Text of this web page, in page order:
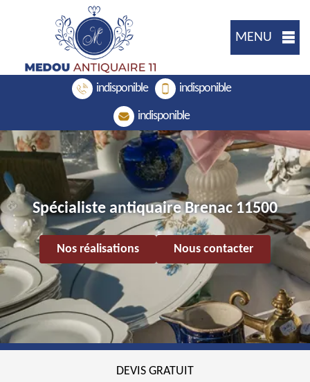
MENU
indisponible indisponible
indisponible
Spécialiste antiquaire Brenac 11500
Nos réalisations Nous contacter
DEVIS GRATUIT